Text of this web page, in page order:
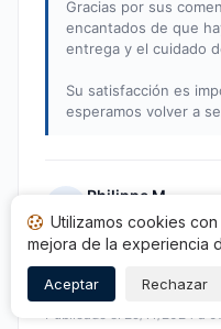
Gracias por sus
encantados de que
entrega y el cuidado
Su satisfacción es
esperamos volver a
Philippe M.
Nota: 5 de 5
Publicado el 29/11/2024 à
Como se esperaba,
tiempo.
Utilizamos cookies
mejora de la experiencia
Aceptar Rechazar